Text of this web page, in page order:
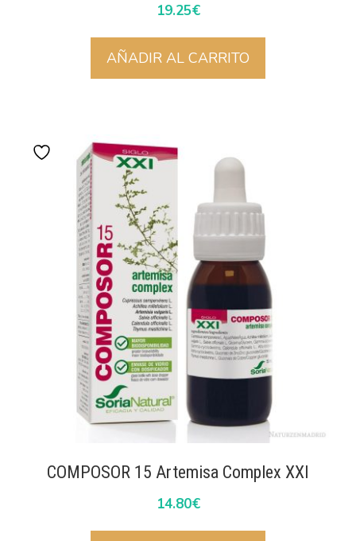
19.25€
AÑADIR AL CARRITO
COMPOSOR 15 Artemisa Complex XXI
14.80€